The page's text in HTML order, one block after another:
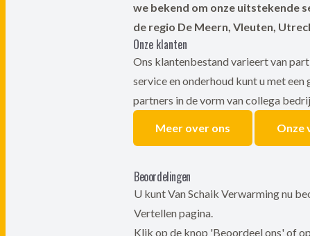
we bekend om onze uitstekende
de regio De Meern, Vleuten,
Onze klanten
Ons klantenbestand varieert van
service en onderhoud kunt u met
partners in de vorm van collega
Meer over ons Onze
Beoordelingen
U kunt Van Schaik Verwarming nu
Vertellen pagina.
Klik op de knop 'Beoordeel ons' of